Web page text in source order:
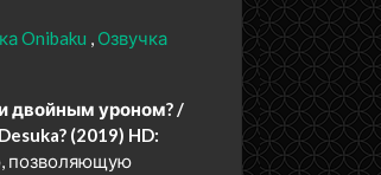
Onibaku
Озвучка
двойным уроном? /
(2019) HD:
позволяющую